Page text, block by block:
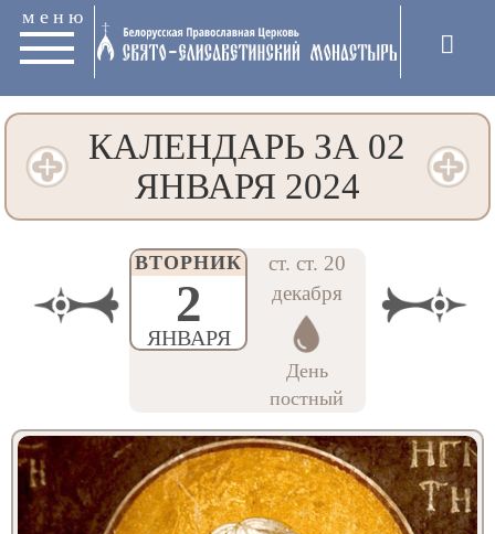
меню
КАЛЕНДАРЬ ЗА 02
ЯНВАРЯ 2024
ВТОРНИК
2
ЯНВАРЯ
ст. ст. 20
декабря
День
постный